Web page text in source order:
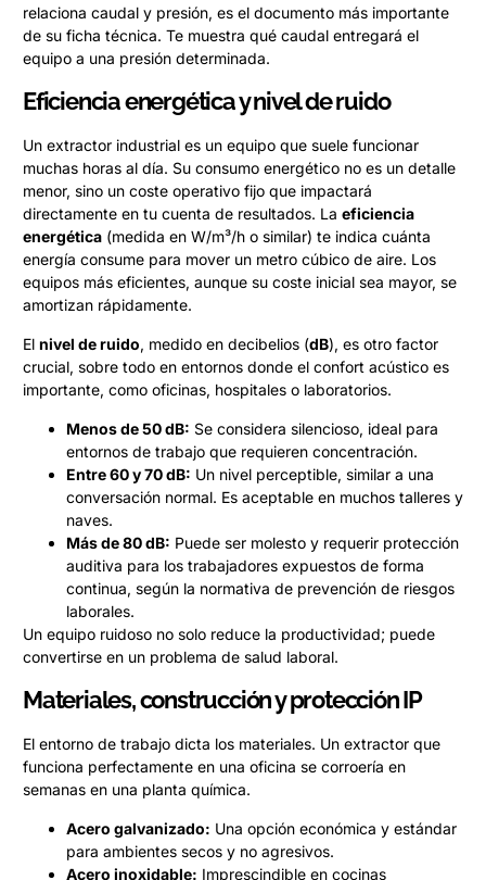
relaciona caudal y presión, es el documento más importante
de su ficha técnica. Te muestra qué caudal entregará el
equipo a una presión determinada.
Eficiencia energética y nivel de ruido
Un extractor industrial es un equipo que suele funcionar
muchas horas al día. Su consumo energético no es un detalle
menor, sino un coste operativo fijo que impactará
directamente en tu cuenta de resultados. La eficiencia
energética (medida en W/m³/h o similar) te indica cuánta
energía consume para mover un metro cúbico de aire. Los
equipos más eficientes, aunque su coste inicial sea mayor, se
amortizan rápidamente.
El nivel de ruido, medido en decibelios (dB), es otro factor
crucial, sobre todo en entornos donde el confort acústico es
importante, como oficinas, hospitales o laboratorios.
Menos de 50 dB: Se considera silencioso, ideal para
entornos de trabajo que requieren concentración.
Entre 60 y 70 dB: Un nivel perceptible, similar a una
conversación normal. Es aceptable en muchos talleres y
naves.
Más de 80 dB: Puede ser molesto y requerir protección
auditiva para los trabajadores expuestos de forma
continua, según la normativa de prevención de riesgos
laborales.
Un equipo ruidoso no solo reduce la productividad; puede
convertirse en un problema de salud laboral.
Materiales, construcción y protección IP
El entorno de trabajo dicta los materiales. Un extractor que
funciona perfectamente en una oficina se corroería en
semanas en una planta química.
Acero galvanizado: Una opción económica y estándar
para ambientes secos y no agresivos.
Acero inoxidable: Imprescindible en cocinas